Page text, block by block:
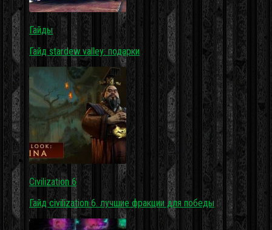
Гайды
Гайд stardew valley: подарки
Civilization 6
Гайд civilization 6. лучшие фракции для победы